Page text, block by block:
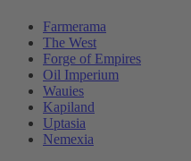
Farmerama
The West
Forge of Empires
Oil Imperium
Wauies
Kapiland
Uptasia
Nemexia